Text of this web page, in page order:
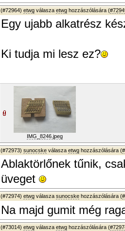
(#72964) etwg válasza etwg hozzászólására (
Egy ujabb alkatrész
Ki tudja mi lesz ez?
IMG_8246.jpeg
(#72973) sunocske válasza etwg hozzászólására (
Ablaktörlőnek tűnik,
üveget
(#72974) etwg válasza sunocske hozzászólására (
Na majd gumit még
(#73014) etwg válasza etwg hozzászólására (